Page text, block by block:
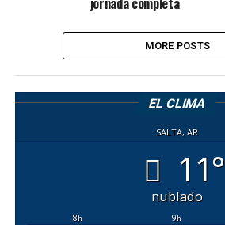
MORE POSTS
EL CLIMA
SALTA, AR
11°
nublado
8h 9h